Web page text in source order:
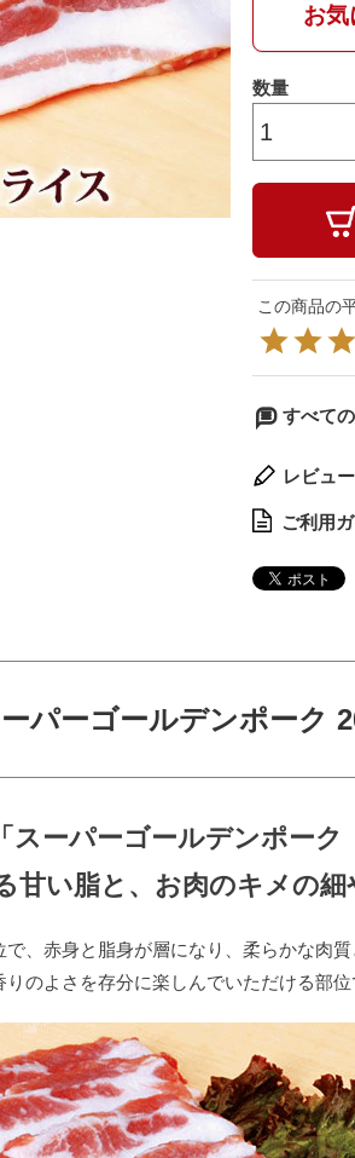
お気
すべて
レビュ
ご利用
パーゴールデンポーク
スーパーゴールデンポーク
い脂と、お肉のキメの細
、赤身と脂身が層になり、柔らかな肉質
のよさを存分に楽しんでいただける部位